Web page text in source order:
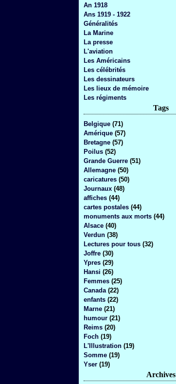
An 1918
Ans 1919 - 1922
Généralités
La Marine
La presse
L'aviation
Les Américains
Les célébrités
Les dessinateurs
Les lieux de mémoire
Les régiments
Tags
Belgique (71)
Amérique (57)
Bretagne (57)
Poilus (52)
Grande Guerre (51)
Allemagne (50)
caricatures (50)
Journaux (48)
affiches (44)
cartes postales (44)
monuments aux morts (44)
Alsace (40)
Verdun (38)
Lectures pour tous (32)
Joffre (30)
Ypres (29)
Hansi (26)
Femmes (25)
Canada (22)
enfants (22)
Marne (21)
humour (21)
Reims (20)
Foch (19)
L'Illustration (19)
Somme (19)
Yser (19)
Archives